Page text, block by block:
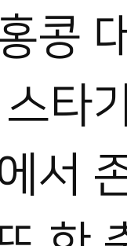
콩
타
서